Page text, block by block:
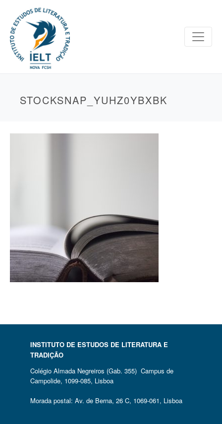
STOCKSNAP_YUHZ0YBXBK
INSTITUTO DE ESTUDOS DE LITERATURA E
TRADIÇÃO
Colégio Almada Negreiros (Gab. 355) Campus de
Campolide, 1099-085, Lisboa
Morada postal: Av. de Berna, 26 C, 1069-061, Lisboa